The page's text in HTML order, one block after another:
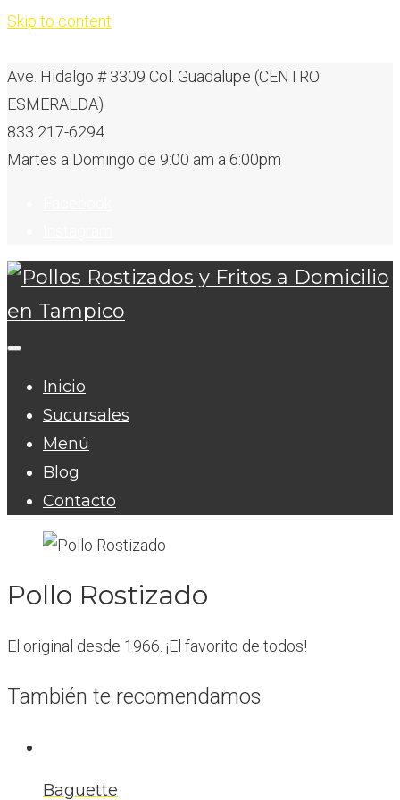
Skip to content
Ave. Hidalgo # 3309 Col. Guadalupe (CENTRO
ESMERALDA)
833 217-6294
Martes a Domingo de 9:00 am a 6:00pm
Inicio
Sucursales
Menú
Blog
Contacto
Pollo Rostizado
El original desde 1966. ¡El favorito de todos!
También te recomendamos
Baguette